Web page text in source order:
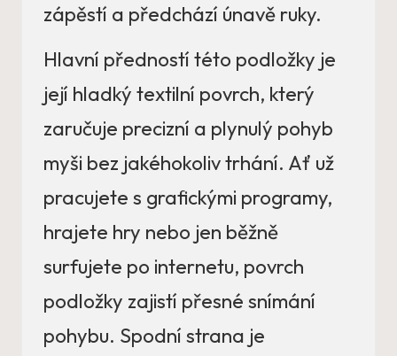
zápěstí a předchází únavě ruky.
Hlavní předností této podložky je
její hladký textilní povrch, který
zaručuje precizní a plynulý pohyb
myši bez jakéhokoliv trhání. Ať už
pracujete s grafickými programy,
hrajete hry nebo jen běžně
surfujete po internetu, povrch
podložky zajistí přesné snímání
pohybu. Spodní strana je